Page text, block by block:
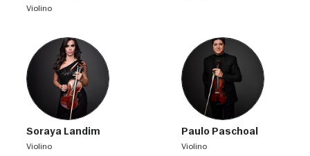
violino
Soraya Landim
violino
Paulo Paschoal
violino